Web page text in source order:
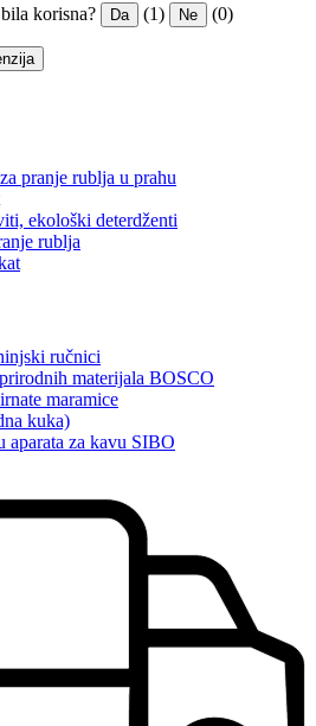
korisna? Da (1) Ne (0)
pranje rublja u prahu
ekološki deterdženti
rublja
ručnici
materijala BOSCO
maramice
kuka)
aparata za kavu SIBO